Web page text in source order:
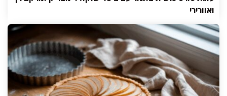
ואוורירי